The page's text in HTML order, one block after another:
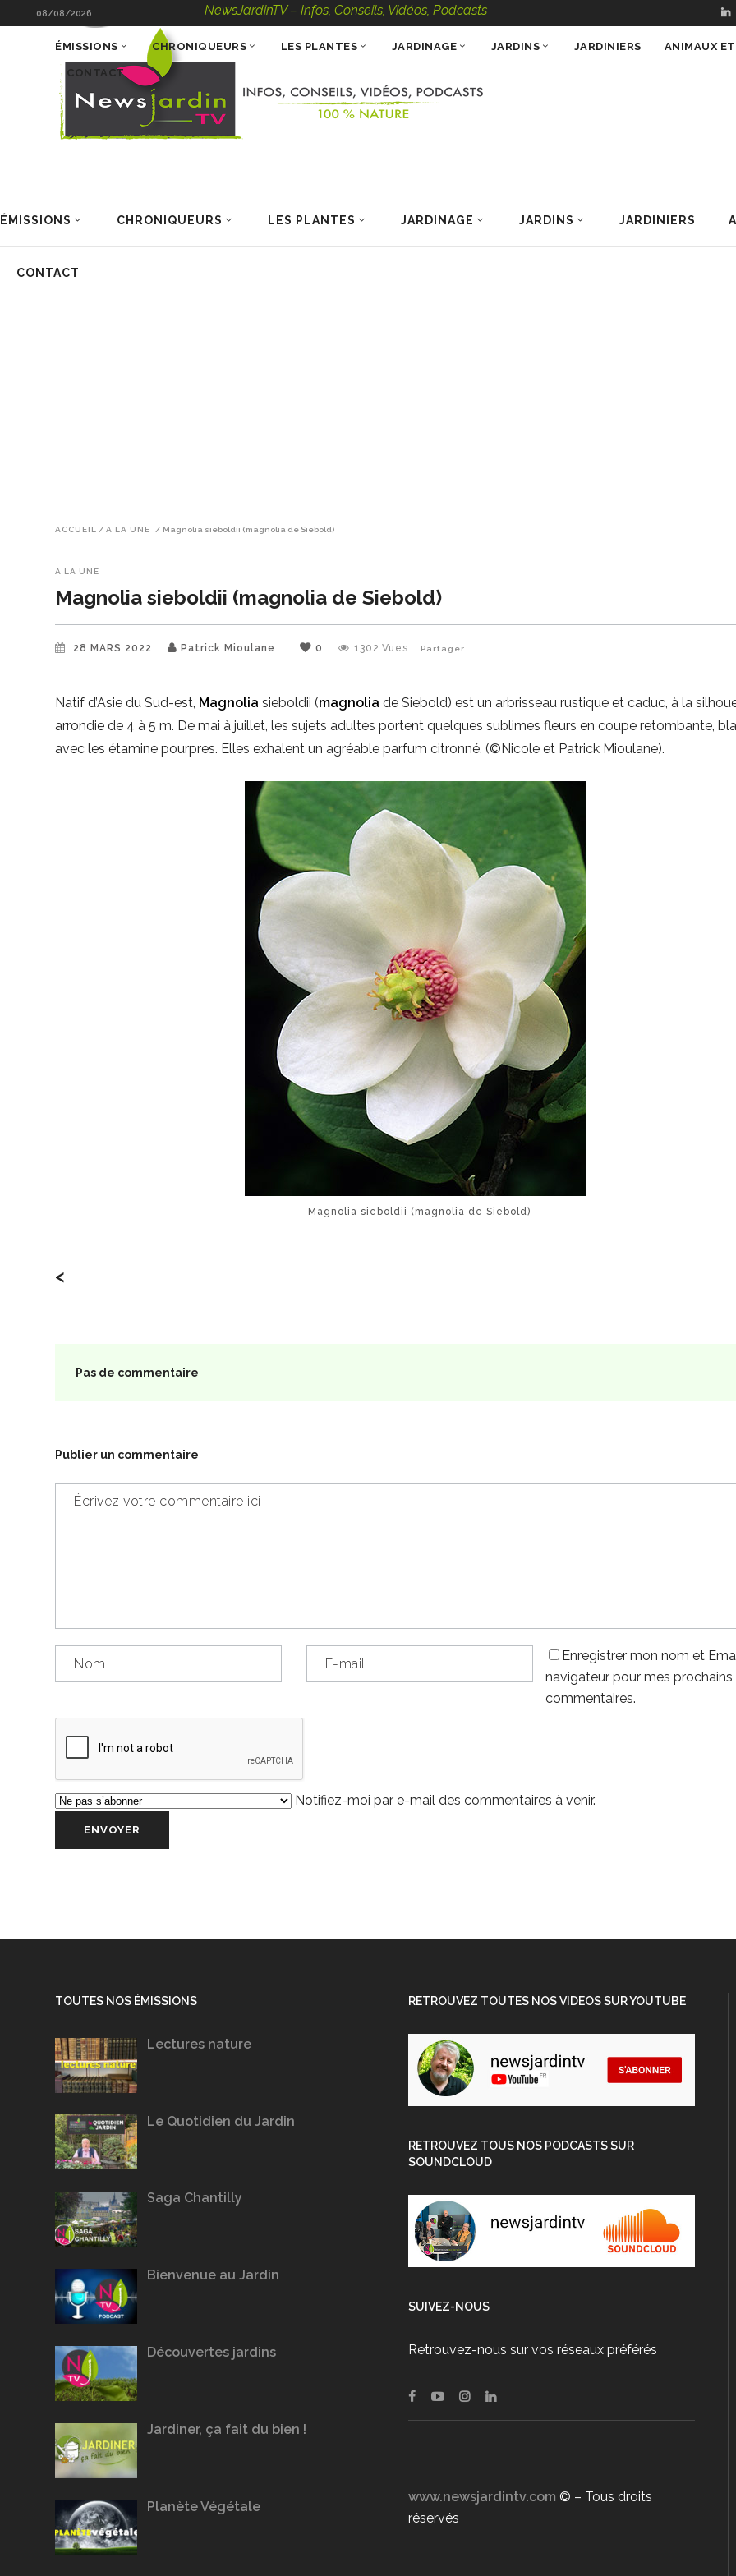
08/08/2026 NewsJardinTV – Infos, Conseils, Vidéos, Podcasts – 100 % Nature
ÉMISSIONS CHRONIQUEURS LES PLANTES JARDINAGE JARDINS JARDINIERS
CONTACT
ÉMISSIONS CHRONIQUEURS LES PLANTES JARDINAGE JARDINS JARDINIERS ANIMAUX
CONTACT
ACCUEIL / A LA UNE / Magnolia sieboldii (magnolia de Siebold)
A LA UNE
Magnolia sieboldii (magnolia de Siebold)
28 MARS 2022 Patrick Mioulane 0 1302 Vues Partager
Natif d’Asie du Sud-est, Magnolia sieboldii (magnolia de Siebold) est un arbrisseau rustique et caduc, à la
arrondie de 4 à 5 m. De mai à juillet, les sujets adultes portent quelques sublimes fleurs en coupe retombante,
avec les étamine pourpres. Elles exhalent un agréable parfum citronné. (©Nicole et Patrick Mioulane).
Magnolia sieboldii (magnolia de Siebold)
<
Pas de commentaire
Publier un commentaire
Enregistrer mon nom et
navigateur pour mes prochains
commentaires.
Notifiez-moi par e-mail des commentaires à venir.
TOUTES NOS ÉMISSIONS
Lectures nature
Le Quotidien du Jardin
Saga Chantilly
Bienvenue au Jardin
Découvertes jardins
Jardiner, ça fait du bien !
Planète Végétale
RETROUVEZ TOUTES NOS VIDEOS SUR YOUTUBE
RETROUVEZ TOUS NOS PODCASTS SUR
SOUNDCLOUD
SUIVEZ-NOUS
Retrouvez-nous sur vos réseaux préférés
www.newsjardintv.com © – Tous droits
réservés